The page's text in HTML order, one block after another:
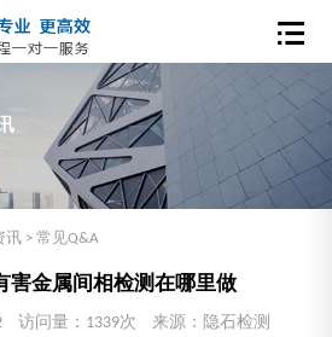
讯 > 常见Q&A
害金属间相检测在哪里做
访问量：1339次 来源：隐石检测